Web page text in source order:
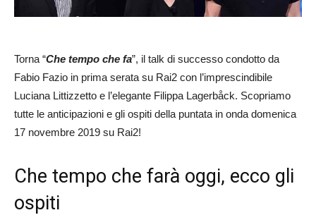
Torna “Che tempo che fa”, il talk di successo condotto da
Fabio Fazio in prima serata su Rai2 con l’imprescindibile
Luciana Littizzetto e l’elegante Filippa Lagerbåck. Scopriamo
tutte le anticipazioni e gli ospiti della puntata in onda domenica
17 novembre 2019 su Rai2!
Che tempo che farà oggi, ecco gli
ospiti